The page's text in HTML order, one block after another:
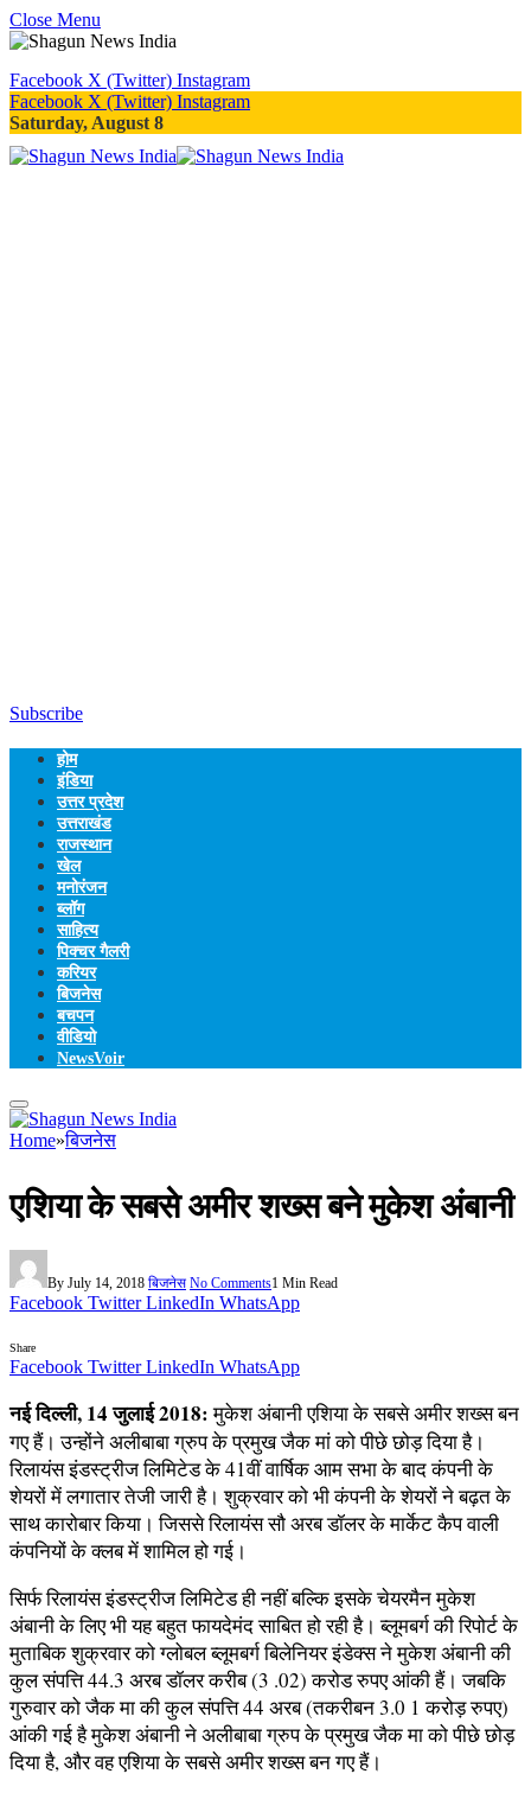
Close Menu
Facebook X (Twitter) Instagram
Facebook X (Twitter) Instagram
Saturday, August 8
Subscribe
होम
इंडिया
उत्तर प्रदेश
उत्तराखंड
राजस्थान
खेल
मनोरंजन
ब्लॉग
साहित्य
पिक्चर गैलरी
करियर
बिजनेस
बचपन
वीडियो
NewsVoir
Home»बिजनेस
एशिया के सबसे अमीर शख्स बने मुकेश अंबानी
By July 14, 2018 बिजनेस No Comments1 Min Read
Facebook Twitter LinkedIn WhatsApp
Share
Facebook Twitter LinkedIn WhatsApp
नई दिल्ली, 14 जुलाई 2018:मुकेश अंबानी एशिया के सबसे अमीर शख्स बन
गए हैं। उन्होंने अलीबाबा ग्रुप के प्रमुख जैक मां को पीछे छोड़ दिया है।
रिलायंस इंडस्ट्रीज लिमिटेड के 41वीं वार्षिक आम सभा के बाद कंपनी के
शेयरों में लगातार तेजी जारी है। शुक्रवार को भी कंपनी के शेयरों ने बढ़त के
साथ कारोबार किया। जिससे रिलायंस सौ अरब डॉलर के मार्केट कैप वाली
कंपनियों के क्लब में शामिल हो गई।
सिर्फ रिलायंस इंडस्ट्रीज लिमिटेड ही नहीं बल्कि इसके चेयरमैन मुकेश
अंबानी के लिए भी यह बहुत फायदेमंद साबित हो रही है। ब्लूमबर्ग की रिपोर्ट के
मुताबिक शुक्रवार को ग्लोबल ब्लूमबर्ग बिलेनियर इंडेक्स ने मुकेश अंबानी की
कुल संपत्ति 44.3 अरब डॉलर करीब (3 .02) करोड रुपए आंकी हैं। जबकि
गुरुवार को जैक मा की कुल संपत्ति 44 अरब (तकरीबन 3.0 1 करोड़ रुपए)
आंकी गई है मुकेश अंबानी ने अलीबाबा ग्रुप के प्रमुख जैक मा को पीछे छोड़
दिया है, और वह एशिया के सबसे अमीर शख्स बन गए हैं।